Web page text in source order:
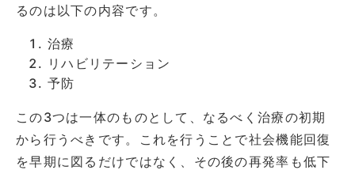
るのは以下の内容です。
治療
リハビリテーション
予防
この3つは一体のものとして、なるべく治療の初期
から行うべきです。これを行うことで社会機能回復
を早期に図るだけではなく、その後の再発率も低下